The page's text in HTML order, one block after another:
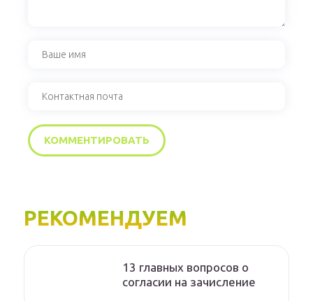
РЕКОМЕНДУЕМ
13 главных вопросов о
согласии на зачисление